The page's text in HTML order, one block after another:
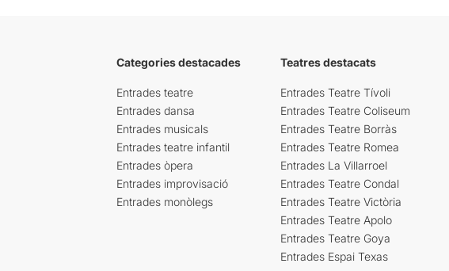
Categories destacades
Entrades teatre
Entrades dansa
Entrades musicals
Entrades teatre infantil
Entrades òpera
Entrades improvisació
Entrades monòlegs
Teatres destacats
Entrades Teatre Tívoli
Entrades Teatre Coliseum
Entrades Teatre Borràs
Entrades Teatre Romea
Entrades La Villarroel
Entrades Teatre Condal
Entrades Teatre Victòria
Entrades Teatre Apolo
Entrades Teatre Goya
Entrades Espai Texas